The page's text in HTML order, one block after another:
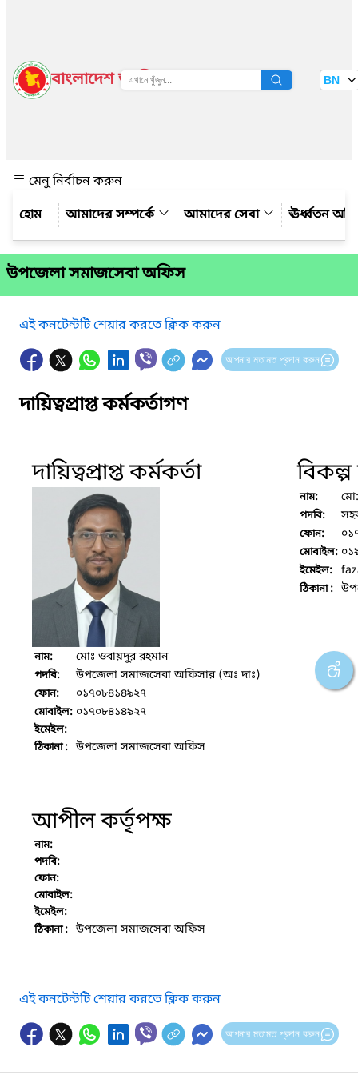
বাংলাদেশ জাতীয় তথ্য বাতায়ন BN
মেনু নির্বাচন করুন
আমাদের সম্পর্কে
আমাদের সেবা ঊর্ধ্বতন
উপজেলা সমাজসেবা অফিস
এই কনটেন্টটি শেয়ার করতে ক্লিক করুন
আপনার মতামত প্রদান করুন
দায়িত্বপ্রাপ্ত কর্মকর্তাগণ
দায়িত্বপ্রাপ্ত কর্মকর্তা
নাম: মোঃ ওবায়দুর রহমান
পদবি: উপজেলা সমাজসেবা অফিসার (অঃ দাঃ)
ফোন: ০১৭০৮৪১৪৯২৭
মোবাইল: ০১৭০৮৪১৪৯২৭
ইমেইল:
ঠিকানা : উপজেলা সমাজসেবা অফিস
বিকল্প
নাম:
পদবি:
ফোন:
মোবাইল:
ইমেইল:
ঠিকানা :
আপীল কর্তৃপক্ষ
নাম:
পদবি:
ফোন:
মোবাইল:
ইমেইল:
ঠিকানা : উপজেলা সমাজসেবা অফিস
এই কনটেন্টটি শেয়ার করতে ক্লিক করুন
আপনার মতামত প্রদান করুন